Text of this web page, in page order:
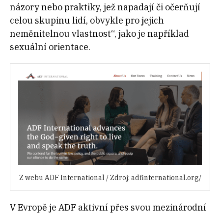
názory nebo praktiky, jež napadají či očerňují
celou skupinu lidí, obvykle pro jejich
neměnitelnou vlastnost“, jako je například
sexuální orientace.
Z webu ADF International / Zdroj: adfinternational.org/
V Evropě je ADF aktivní přes svou mezinárodní